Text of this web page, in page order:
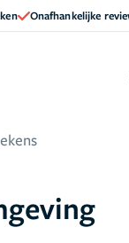
Onafhankelijke